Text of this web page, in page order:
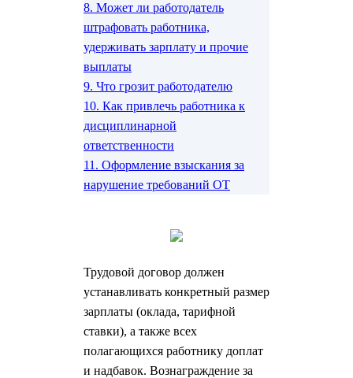
8. Может ли работодатель
штрафовать работника,
удерживать зарплату и прочие
выплаты
9. Что грозит работодателю
10. Как привлечь работника к
дисциплинарной
ответственности
11. Оформление взыскания за
нарушение требований ОТ
Трудовой договор должен
устанавливать конкретный размер
зарплаты (оклада, тарифной
ставки), а также всех
полагающихся работнику доплат
и надбавок. Вознаграждение за